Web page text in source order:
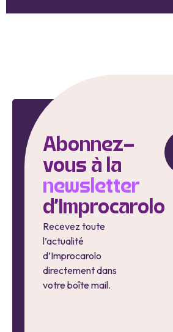
Abonnez-
vous à la
newsletter
d'Improcarolo
Recevez toute
l’actualité
d’Improcarolo
directement dans
votre boîte mail.